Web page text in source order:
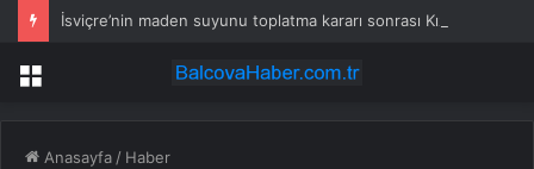
Menü
Anasayfa / Haber